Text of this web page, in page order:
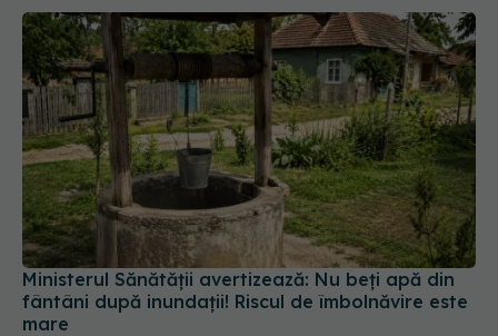
Ministerul Sănătății avertizează: Nu beți apă din
fântâni după inundații! Riscul de îmbolnăvire este
mare